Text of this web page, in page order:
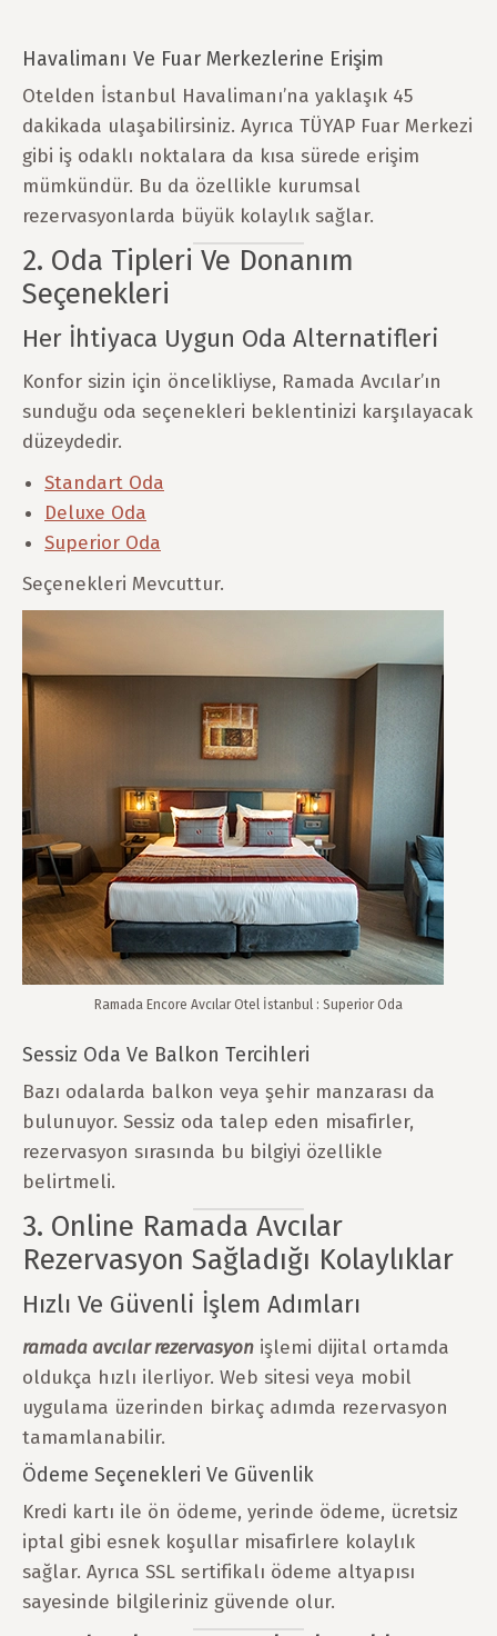
Havalimanı Ve Fuar Merkezlerine Erişim
Otelden İstanbul Havalimanı’na yaklaşık 45
dakikada ulaşabilirsiniz. Ayrıca TÜYAP Fuar Merkezi
gibi iş odaklı noktalara da kısa sürede erişim
mümkündür. Bu da özellikle kurumsal
rezervasyonlarda büyük kolaylık sağlar.
2. Oda Tipleri Ve Donanım
Seçenekleri
Her İhtiyaca Uygun Oda Alternatifleri
Konfor sizin için öncelikliyse, Ramada Avcılar’ın
sunduğu oda seçenekleri beklentinizi karşılayacak
düzeydedir.
Standart Oda
Deluxe Oda
Superior Oda
Seçenekleri Mevcuttur.
Ramada Encore Avcılar Otel İstanbul : Superior Oda
Sessiz Oda Ve Balkon Tercihleri
Bazı odalarda balkon veya şehir manzarası da
bulunuyor. Sessiz oda talep eden misafirler,
rezervasyon sırasında bu bilgiyi özellikle
belirtmeli.
3. Online Ramada Avcılar
Rezervasyon Sağladığı Kolaylıklar
Hızlı Ve Güvenli İşlem Adımları
ramada avcılar rezervasyon işlemi dijital ortamda
oldukça hızlı ilerliyor. Web sitesi veya mobil
uygulama üzerinden birkaç adımda rezervasyon
tamamlanabilir.
Ödeme Seçenekleri Ve Güvenlik
Kredi kartı ile ön ödeme, yerinde ödeme, ücretsiz
iptal gibi esnek koşullar misafirlere kolaylık
sağlar. Ayrıca SSL sertifikalı ödeme altyapısı
sayesinde bilgileriniz güvende olur.